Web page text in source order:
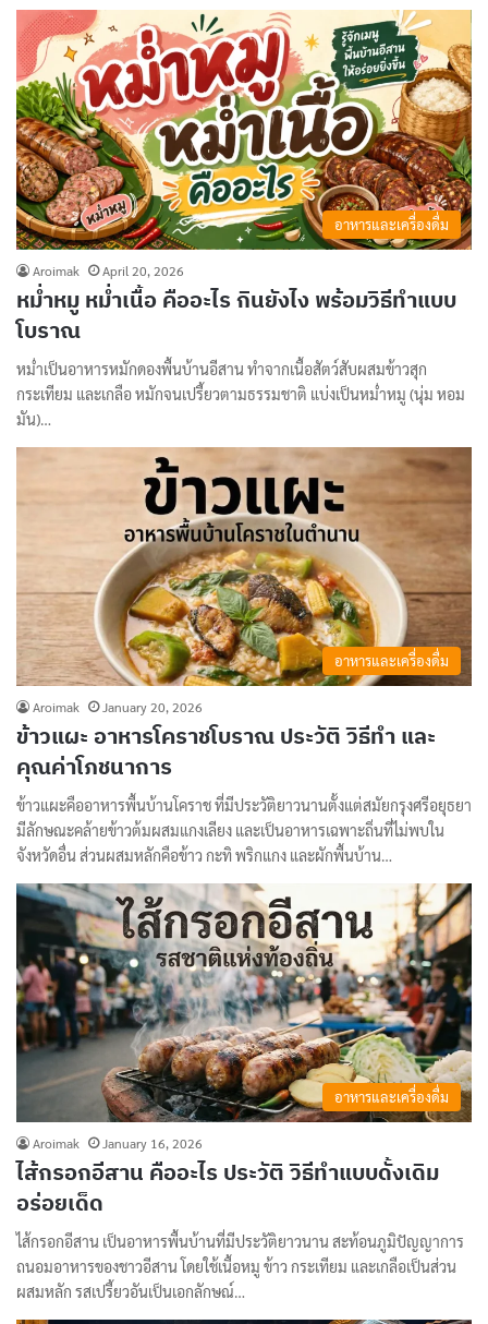
อาหารและเครื่องดื่ม
Aroimak April 20, 2026
หม่ำหมู หม่ำเนื้อ คืออะไร กินยังไง พร้อมวิธีทำแบบ
โบราณ
หม่ำเป็นอาหารหมักดองพื้นบ้านอีสาน ทำจากเนื้อสัตว์สับผสมข้าวสุก
กระเทียม และเกลือ หมักจนเปรี้ยวตามธรรมชาติ แบ่งเป็นหม่ำหมู (นุ่ม หอม
มัน)…
อาหารและเครื่องดื่ม
Aroimak January 20, 2026
ข้าวแผะ อาหารโคราชโบราณ ประวัติ วิธีทำ และ
คุณค่าโภชนาการ
ข้าวแผะคืออาหารพื้นบ้านโคราช ที่มีประวัติยาวนานตั้งแต่สมัยกรุงศรีอยุธยา
มีลักษณะคล้ายข้าวต้มผสมแกงเลียง และเป็นอาหารเฉพาะถิ่นที่ไม่พบใน
จังหวัดอื่น ส่วนผสมหลักคือข้าว กะทิ พริกแกง และผักพื้นบ้าน…
อาหารและเครื่องดื่ม
Aroimak January 16, 2026
ไส้กรอกอีสาน คืออะไร ประวัติ วิธีทำแบบดั้งเดิม
อร่อยเด็ด
ไส้กรอกอีสาน เป็นอาหารพื้นบ้านที่มีประวัติยาวนาน สะท้อนภูมิปัญญาการ
ถนอมอาหารของชาวอีสาน โดยใช้เนื้อหมู ข้าว กระเทียม และเกลือเป็นส่วน
ผสมหลัก รสเปรี้ยวอันเป็นเอกลักษณ์…